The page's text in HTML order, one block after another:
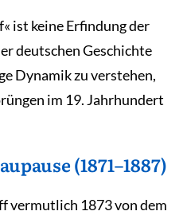
ist keine Erfindung der
deutschen Geschichte
Dynamik zu verstehen,
im 19. Jahrhundert
(1871–1887)
vermutlich 1873 von dem